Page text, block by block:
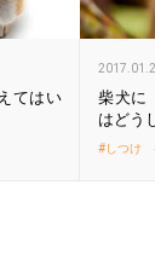
てはい
柴犬に
はどう
しつけ